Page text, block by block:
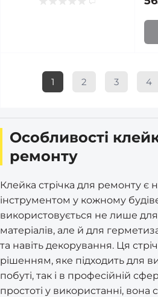
1 2 3 4
Особливості
ремонту
Клейка стрічка для ремонту є
інструментом у кожному
використовується не лише
матеріалів, але й для
та навіть декорування. Ця
рішенням, яке підходить для
побуті, так і в професійній
простоті у використанні,